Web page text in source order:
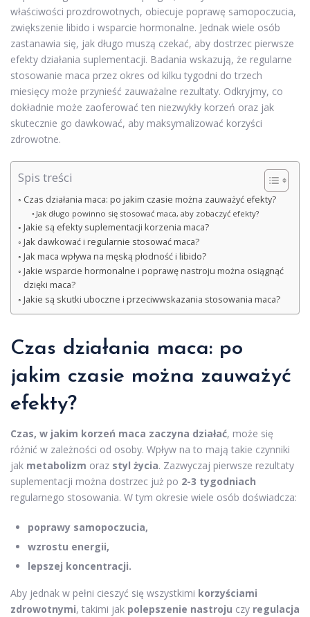
właściwości prozdrowotnych, obiecuje poprawę samopoczucia,
zwiększenie libido i wsparcie hormonalne. Jednak wiele osób
zastanawia się, jak długo muszą czekać, aby dostrzec pierwsze
efekty działania suplementacji. Badania wskazują, że regularne
stosowanie maca przez okres od kilku tygodni do trzech
miesięcy może przynieść zauważalne rezultaty. Odkryjmy, co
dokładnie może zaoferować ten niezwykły korzeń oraz jak
skutecznie go dawkować, aby maksymalizować korzyści
zdrowotne.
Spis treści
Czas działania maca: po jakim czasie można zauważyć efekty?
Jak długo powinno się stosować maca, aby zobaczyć efekty?
Jakie są efekty suplementacji korzenia maca?
Jak dawkować i regularnie stosować maca?
Jak maca wpływa na męską płodność i libido?
Jakie wsparcie hormonalne i poprawę nastroju można osiągnąć
dzięki maca?
Jakie są skutki uboczne i przeciwwskazania stosowania maca?
Czas działania maca: po
jakim czasie można zauważyć
efekty?
Czas, w jakim korzeń maca zaczyna działać, może się
różnić w zależności od osoby. Wpływ na to mają takie czynniki
jak metabolizm oraz styl życia. Zazwyczaj pierwsze rezultaty
suplementacji można dostrzec już po 2-3 tygodniach
regularnego stosowania. W tym okresie wiele osób doświadcza:
poprawy samopoczucia,
wzrostu energii,
lepszej koncentracji.
Aby jednak w pełni cieszyć się wszystkimi korzyściami
zdrowotnymi, takimi jak polepszenie nastroju czy regulacja